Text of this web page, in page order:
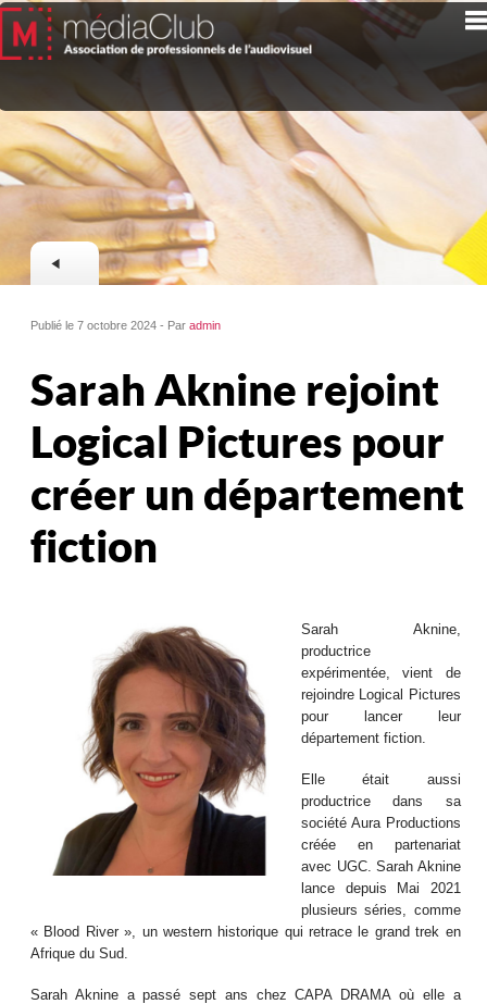
Publié le 7 octobre 2024 - Paradmin
Sarah Aknine rejoint
Logical Pictures pour
créer un département
fiction
Sarah Aknine,
productrice
expérimentée, vient de
rejoindre Logical Pictures
pour lancer leur
département fiction.
Elle était aussi
productrice dans sa
société Aura Productions
créée en partenariat
avec UGC. Sarah Aknine
lance depuis Mai 2021
plusieurs séries, comme
« Blood River », un western historique qui retrace le grand trek en
Afrique du Sud.
Sarah Aknine a passé sept ans chez CAPA DRAMA où elle a